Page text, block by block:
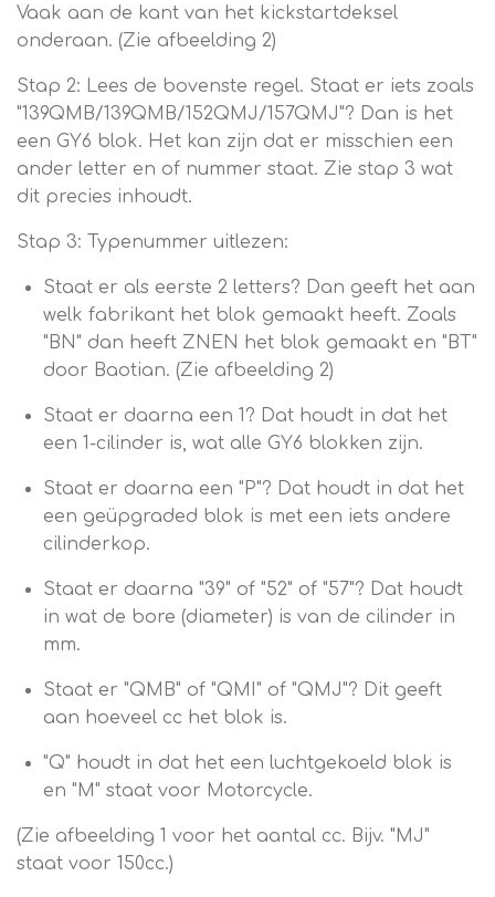
Vaak aan de kant van het kickstartdeksel
onderaan. (Zie afbeelding 2)
Stap 2: Lees de bovenste regel. Staat er iets zoals
"139QMB/139QMB/152QMJ/157QMJ"? Dan is het
een GY6 blok. Het kan zijn dat er misschien een
ander letter en of nummer staat. Zie stap 3 wat
dit precies inhoudt.
Stap 3: Typenummer uitlezen:
Staat er als eerste 2 letters? Dan geeft het aan
welk fabrikant het blok gemaakt heeft. Zoals
"BN" dan heeft ZNEN het blok gemaakt en "BT"
door Baotian. (Zie afbeelding 2)
Staat er daarna een 1? Dat houdt in dat het
een 1-cilinder is, wat alle GY6 blokken zijn.
Staat er daarna een "P"? Dat houdt in dat het
een geüpgraded blok is met een iets andere
cilinderkop.
Staat er daarna "39" of "52" of "57"? Dat houdt
in wat de bore (diameter) is van de cilinder in
mm.
Staat er "QMB" of "QMI" of "QMJ"? Dit geeft
aan hoeveel cc het blok is.
"Q" houdt in dat het een luchtgekoeld blok is
en "M" staat voor Motorcycle.
(Zie afbeelding 1 voor het aantal cc. Bijv. "MJ"
staat voor 150cc.)